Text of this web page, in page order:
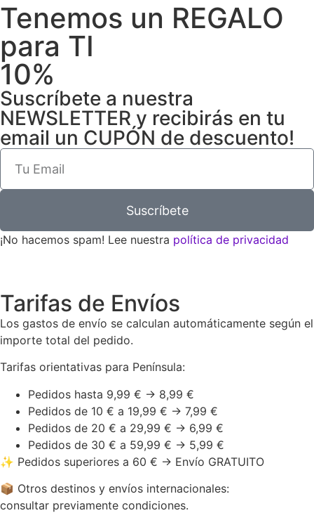
Tenemos un REGALO
para TI
10%
Suscríbete a nuestra
NEWSLETTER y recibirás en tu
email un CUPÓN de descuento!
Suscríbete
¡No hacemos spam! Lee nuestra política de privacidad
Tarifas de Envíos
Los gastos de envío se calculan automáticamente según el
importe total del pedido.
Tarifas orientativas para Península:
Pedidos hasta 9,99 € → 8,99 €
Pedidos de 10 € a 19,99 € → 7,99 €
Pedidos de 20 € a 29,99 € → 6,99 €
Pedidos de 30 € a 59,99 € → 5,99 €
✨ Pedidos superiores a 60 € → Envío GRATUITO
📦 Otros destinos y envíos internacionales:
consultar previamente condiciones.